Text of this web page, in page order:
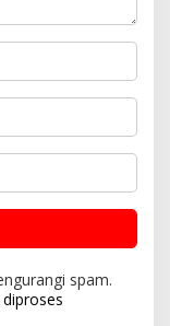
spam.